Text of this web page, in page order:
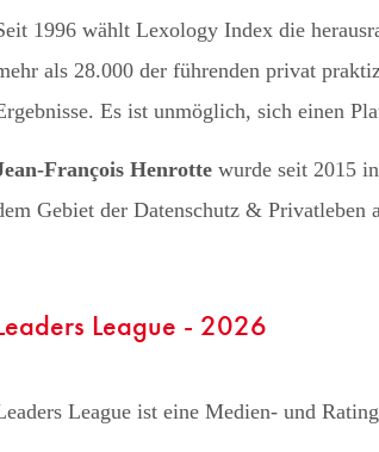
1996 wählt Lexology Index die
als 28.000 der führenden privat
Es ist unmöglich, sich einen
François Henrotte wurde seit 2015
Gebiet der Datenschutz & Privatleben
League - 2026
League ist eine Medien- und